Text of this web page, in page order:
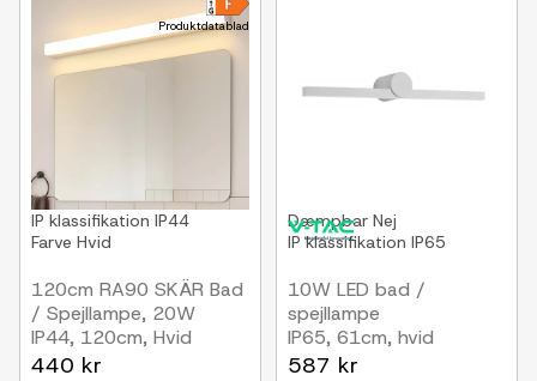
Produktdatablad
IP klassifikation IP44
Farve Hvid
120cm RA90 SKÄR Bad
/ Spejllampe, 20W
IP44, 120cm, Hvid
440 kr
Dæmpbar Nej
IP klassifikation IP65
10W LED bad /
spejllampe
IP65, 61cm, hvid
587 kr